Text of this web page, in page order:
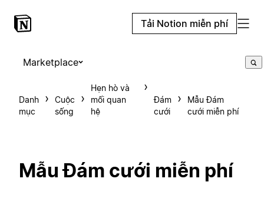
Tải Notion miễn phí
Marketplace
Danh
mục
Cuộc
sống
Hẹn hò và
mối quan
hệ
Đám
cưới
Mẫu Đám
cưới miễn phí
Mẫu Đám cưới miễn phí